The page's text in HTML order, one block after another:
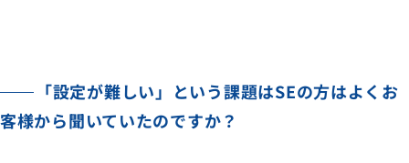
「設定が難しい」という課題はSEの方はよくお
客様から聞いていたのですか？